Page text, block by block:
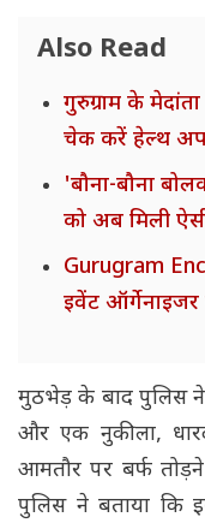
Also Read
गुरुग्राम के
चेक करें हेल्थ
'बौना-बौना
को अब मिली
Gurugram
इवेंट
मुठभेड़ के बाद पुलिस
और एक नुकीला,
आमतौर पर बर्फ
पुलिस ने बताया कि